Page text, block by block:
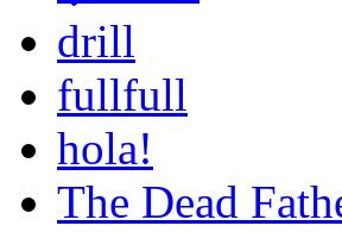
drill
fullfull
hola!
The Dead